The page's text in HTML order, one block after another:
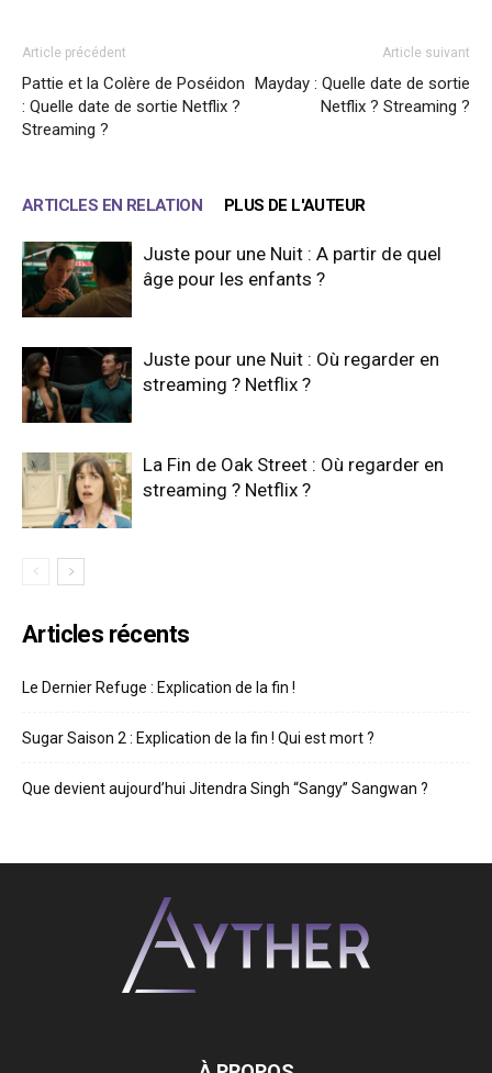
Article précédent
Pattie et la Colère de Poséidon
: Quelle date de sortie Netflix ?
Streaming ?
Article suivant
Mayday : Quelle date de sortie
Netflix ? Streaming ?
ARTICLES EN RELATION PLUS DE L'AUTEUR
Juste pour une Nuit : A partir de quel
âge pour les enfants ?
Juste pour une Nuit : Où regarder en
streaming ? Netflix ?
La Fin de Oak Street : Où regarder en
streaming ? Netflix ?
Articles récents
Le Dernier Refuge : Explication de la fin !
Sugar Saison 2 : Explication de la fin ! Qui est mort ?
Que devient aujourd’hui Jitendra Singh “Sangy” Sangwan ?